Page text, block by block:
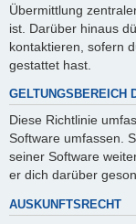
Übermittlung
ist. Darüber hinaus
kontaktieren, sofern
gestattet hast.
GELTUNGSBEREICH
Diese Richtlinie
Software umfassen.
seiner Software
er dich darüber
AUSKUNFTSRECHT